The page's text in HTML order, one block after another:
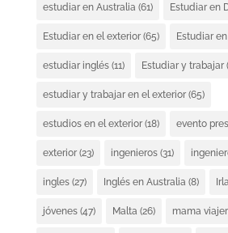
estudiar en Australia (61) Estudiar en
Estudiar en el exterior(65) Estudiar
estudiar inglés(11) Estudiar y trabajar
estudiar y trabajar en el exterior(65)
estudios en el exterior(18) evento
exterior(23) ingenieros(31)
ingles(27) Inglés en Australia (8)
jóvenes(47) Malta (26) mama